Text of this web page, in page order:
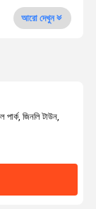
আরো দেখুন
পার্ক, জিনলি টাউন,